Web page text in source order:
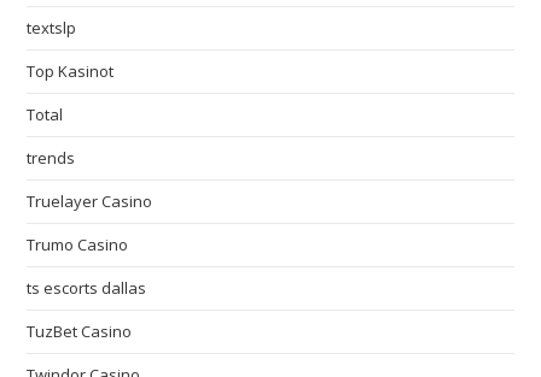
textslp
Top Kasinot
Total
trends
Truelayer Casino
Trumo Casino
ts escorts dallas
TuzBet Casino